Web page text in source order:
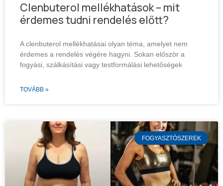
Clenbuterol mellékhatások – mit
érdemes tudni rendelés előtt?
A clenbuterol mellékhatásai olyan téma, amelyet nem
érdemes a rendelés végére hagyni. Sokan először a
fogyási, szálkásítási vagy testformálási lehetőségek
TOVÁBB »
FOGYASZTÓSZEREK